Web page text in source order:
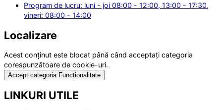
Program de lucru: luni - joi 08:00 - 12:00, 13:00 - 17:30,
vineri: 08:00 - 14:00
Localizare
Acest conținut este blocat până când acceptați categoria
corespunzătoare de cookie-uri.
Accept categoria Funcționalitate
LINKURI UTILE